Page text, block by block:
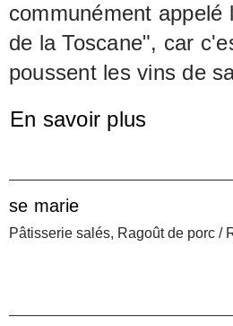
communément appelé
de la Toscane", car
poussent les vins de
bonne aération. En
Classico Filetta di
Fontodi. Il est donc
En savoir plus
se marie
Pâtisserie salés, Ragoût de porc /